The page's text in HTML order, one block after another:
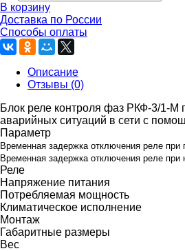
В корзину
Доставка по России
Способы оплаты
Описание
Отзывы (0)
Блок реле контроля фаз РКФ-3/1-М
аварийных ситуаций в сети с
Параметр
Временная задержка отключения реле
Временная задержка отключения реле
Реле
Напряжение питания
Потребляемая мощность
Климатическое исполнение
Монтаж
Габаритные размеры
Вес